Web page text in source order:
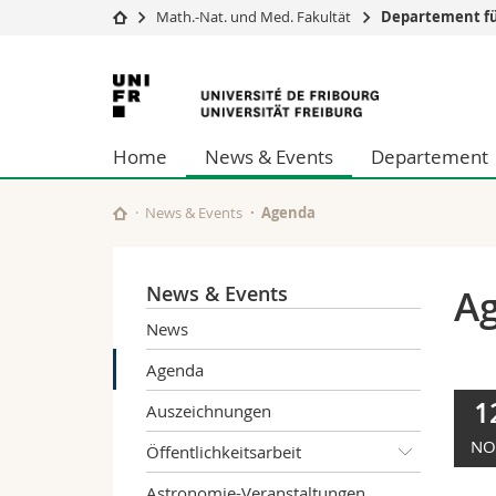
Universität
Studium
Forschung
Universität
Weiterbildung
Wirtschafts-
Philosophische
Math.-Nat. und Med. Fakultät Departement
Universität
Freiburg
Home News & Events Departement
News & Events Agenda
News & Events
News
Agenda
Auszeichnungen
Öffentlichkeitsarbeit